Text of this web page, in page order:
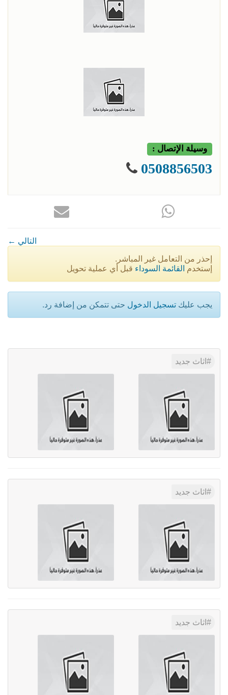
وسيلة الإتصال :
0508856503
← التالي
إحذر من التعامل غير المباشر.
إستخدم القائمة السوداء قبل أي عملية تحويل
يجب عليك تسجيل الدخول حتى تتمكن من إضافة رد.
اثاث جديد
اثاث جديد
اثاث جديد